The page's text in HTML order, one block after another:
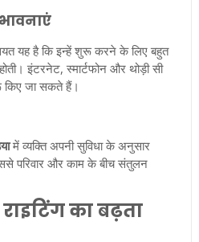
यह है कि इन्हें शुरू करने के लिए बहुत
इंटरनेट, स्मार्टफोन और थोड़ी सी
किए जा सकते हैं।
में व्यक्ति अपनी सुविधा के अनुसार
परिवार और काम के बीच संतुलन
का बढ़ता